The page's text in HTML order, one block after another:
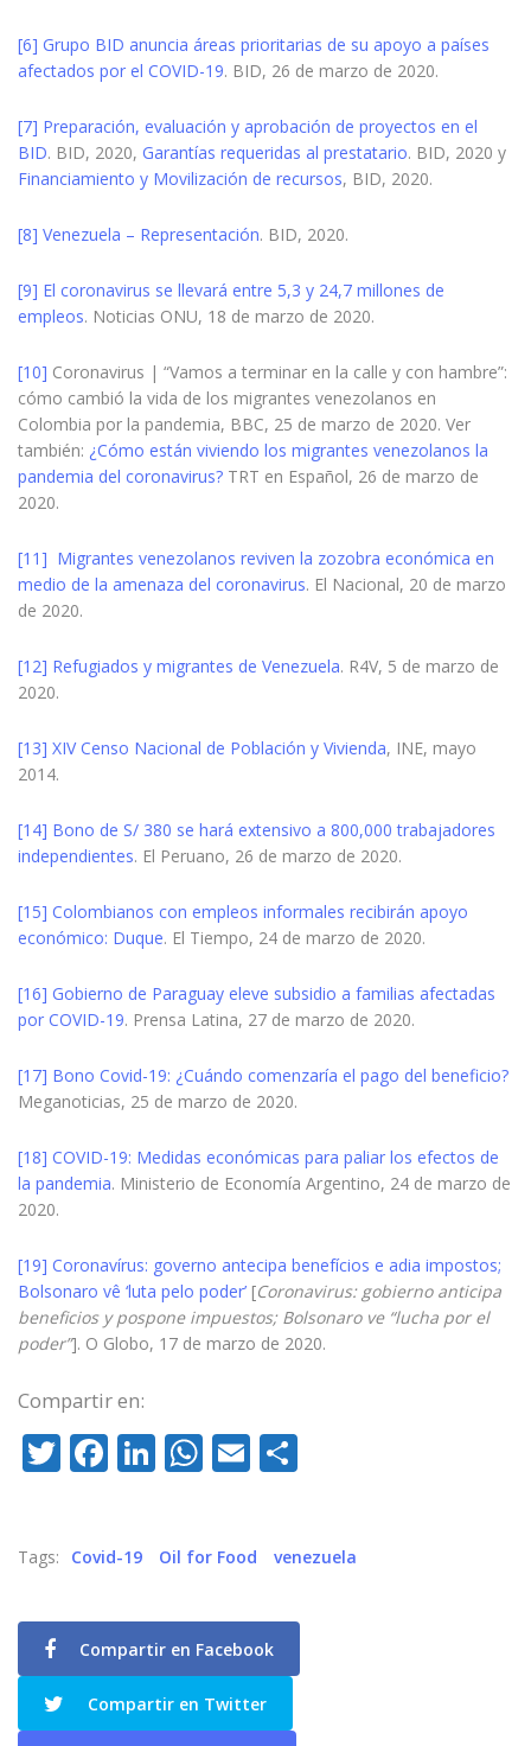
[6] Grupo BID anuncia áreas prioritarias de su apoyo a países
afectados por el COVID-19. BID, 26 de marzo de 2020.
[7] Preparación, evaluación y aprobación de proyectos en el
BID. BID, 2020, Garantías requeridas al prestatario. BID, 2020 y
Financiamiento y Movilización de recursos, BID, 2020.
[8] Venezuela – Representación. BID, 2020.
[9] El coronavirus se llevará entre 5,3 y 24,7 millones de
empleos. Noticias ONU, 18 de marzo de 2020.
[10] Coronavirus | “Vamos a terminar en la calle y con hambre”:
cómo cambió la vida de los migrantes venezolanos en
Colombia por la pandemia, BBC, 25 de marzo de 2020. Ver
también: ¿Cómo están viviendo los migrantes venezolanos la
pandemia del coronavirus? TRT en Español, 26 de marzo de
2020.
[11] Migrantes venezolanos reviven la zozobra económica en
medio de la amenaza del coronavirus. El Nacional, 20 de marzo
de 2020.
[12] Refugiados y migrantes de Venezuela. R4V, 5 de marzo de
2020.
[13] XIV Censo Nacional de Población y Vivienda, INE, mayo
2014.
[14] Bono de S/ 380 se hará extensivo a 800,000 trabajadores
independientes. El Peruano, 26 de marzo de 2020.
[15] Colombianos con empleos informales recibirán apoyo
económico: Duque. El Tiempo, 24 de marzo de 2020.
[16] Gobierno de Paraguay eleve subsidio a familias afectadas
por COVID-19. Prensa Latina, 27 de marzo de 2020.
[17] Bono Covid-19: ¿Cuándo comenzaría el pago del beneficio?
Meganoticias, 25 de marzo de 2020.
[18] COVID-19: Medidas económicas para paliar los efectos de
la pandemia. Ministerio de Economía Argentino, 24 de marzo de
2020.
[19] Coronavírus: governo antecipa benefícios e adia impostos;
Bolsonaro vê ‘luta pelo poder’ [Coronavirus: gobierno anticipa
beneficios y pospone impuestos; Bolsonaro ve “lucha por el
poder”]. O Globo, 17 de marzo de 2020.
Compartir en:
Twitter
Facebook
LinkedIn
WhatsApp
Email
Tags: Covid-19 Oil for Food venezuela
Compartir en Facebook
Compartir en Twitter